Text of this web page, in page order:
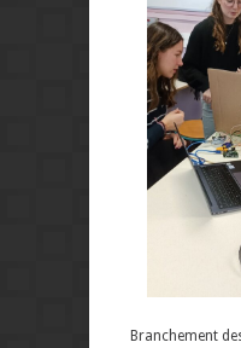
Branchement